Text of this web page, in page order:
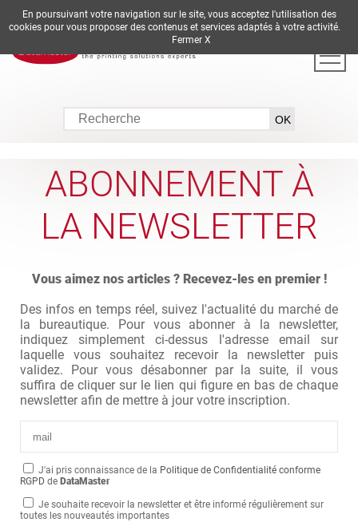
DE EN ES FR IT
ABONNEMENT À
LA NEWSLETTER
Vous aimez nos articles ? Recevez-les en premier !
Des infos en temps réel, suivez l'actualité du marché de
la bureautique. Pour vous abonner à la newsletter,
indiquez simplement ci-dessus l'adresse email sur
laquelle vous souhaitez recevoir la newsletter puis
validez. Pour vous désabonner par la suite, il vous
suffira de cliquer sur le lien qui figure en bas de chaque
newsletter afin de mettre à jour votre inscription.
J'ai pris connaissance de la Politique de Confidentialité conforme
RGPD de DataMaster
Je souhaite recevoir la newsletter et être informé régulièrement sur
toutes les nouveautés importantes
En poursuivant votre navigation sur le site, vous acceptez l'utilisation des
cookies pour vous proposer des contenus et services adaptés à votre activité.
Fermer X